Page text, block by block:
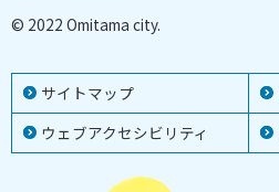
サイトマップ
ウェブアクセシビリティ
© 2022 Omitama city.